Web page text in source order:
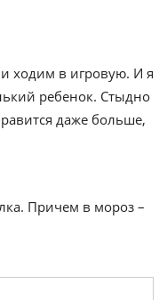
ходим в игровую. И я
ребенок. Стыдно
даже больше,
Причем в мороз –